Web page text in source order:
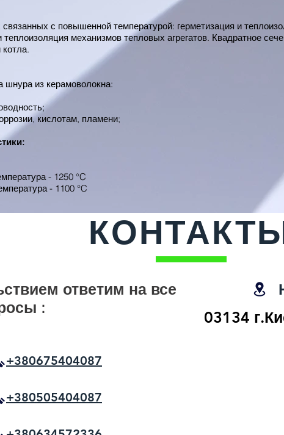
с повышенной температурой: герметизация и
механизмов тепловых агрегатов. Квадратное
из керамоволокна:
кислотам, пламени;
- 1250 °C
- 1100 °C
ответим на все
:
03134
+380675404087
+380505404087